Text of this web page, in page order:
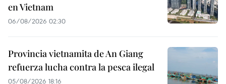
en Vietnam
06/08/2026 02:30
Provincia vietnamita de An Giang
refuerza lucha contra la pesca ilegal
05/08/2026 18:16